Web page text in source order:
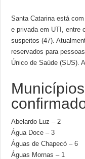
Santa Catarina está
e privada em UTI, entre
suspeitos (47).
reservados para
Único de Saúde (SUS).
Abelardo Luz – 2
Água Doce – 3
Águas de Chapecó – 6
Águas Mornas – 1